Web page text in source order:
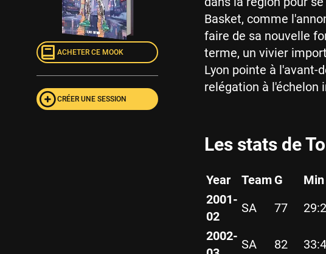
Basket, comme
faire de sa nouvelle
terme, un vivier
Lyon pointe à l'avant-
relégation à l'échelon
Les stats de
Year Team G Min
2001-
02
SA 77
2002-
SA 82
ACHETER CE MOOK
CRÉER UNE SESSION